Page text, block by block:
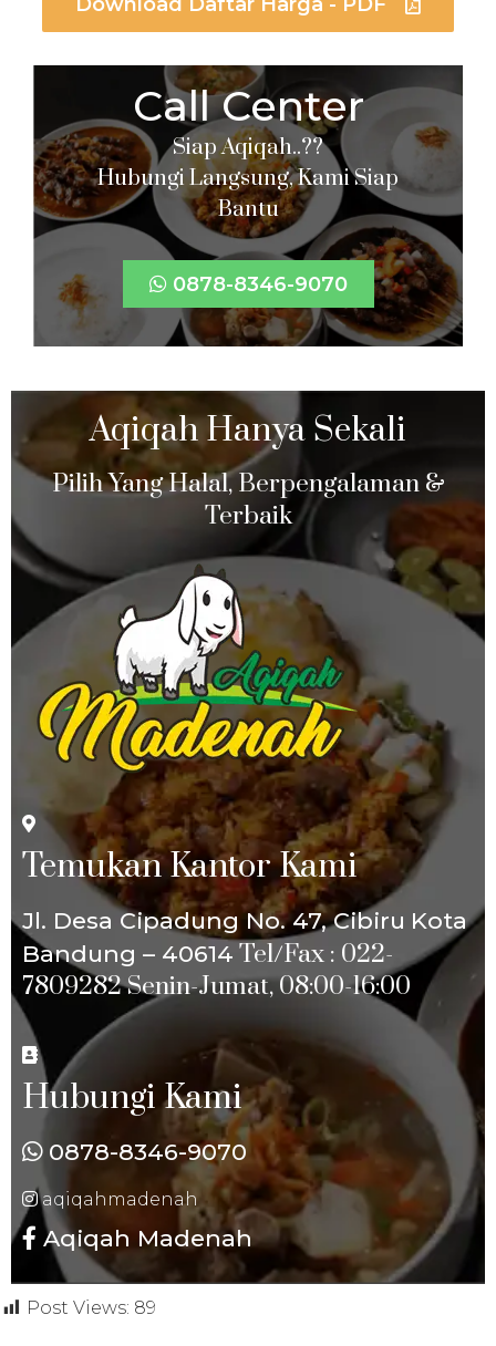
Call Center
Siap Aqiqah..??
Hubungi Langsung, Kami Siap
Bantu
0878-8346-9070
Aqiqah Hanya Sekali
Pilih Yang Halal, Berpengalaman &
Terbaik
Temukan Kantor Kami
Jl. Desa Cipadung No. 47, Cibiru Kota
Bandung – 40614 Tel/Fax : 022-
7809282Senin-Jumat, 08:00-16:00
Hubungi Kami
0878-8346-9070
aqiqahmadenah
Aqiqah Madenah
Post Views: 89